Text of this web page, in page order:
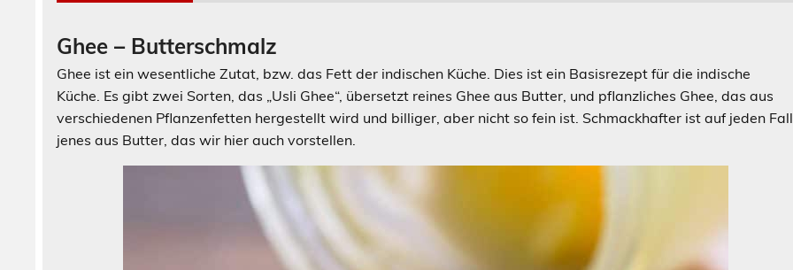
Ghee – Butterschmalz
Ghee ist ein wesentliche Zutat, bzw. das Fett der indischen Küche. Dies ist ein Basisrezept für die indische
Küche. Es gibt zwei Sorten, das „Usli Ghee“, übersetzt reines Ghee aus Butter, und pflanzliches Ghee, das aus
verschiedenen Pflanzenfetten hergestellt wird und billiger, aber nicht so fein ist. Schmackhafter ist auf jeden Fall
jenes aus Butter, das wir hier auch vorstellen.